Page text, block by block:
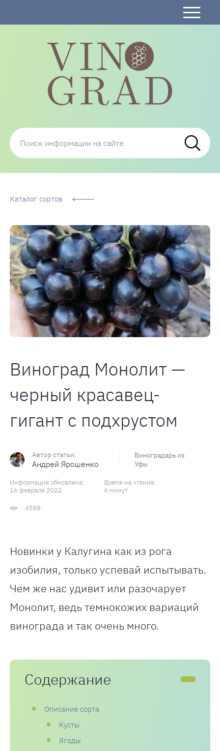
Сорта Винограда: описание, фото, отзывы,
технологии посадки и ухода
Каталог сортов
Виноград Монолит —
черный красавец-
гигант с подхрустом
Андрей Ярошенко
Виноградарь из
Уфы
Информация обновлена:
16 февраля 2022
Время на чтение:
6 минут
4588
Новинки у Калугина как из рога
изобилия, только успевай испытывать.
Чем же нас удивит или разочарует
Монолит, ведь темнокожих вариаций
винограда и так очень много.
Содержание
Описание сорта
Кусты
Ягоды